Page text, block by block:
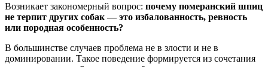
Возникает закономерный вопрос: почему померанский шпиц
не терпит других собак — это избалованность, ревность
или породная особенность?
В большинстве случаев проблема не в злости и не в
доминировании. Такое поведение формируется из сочетания